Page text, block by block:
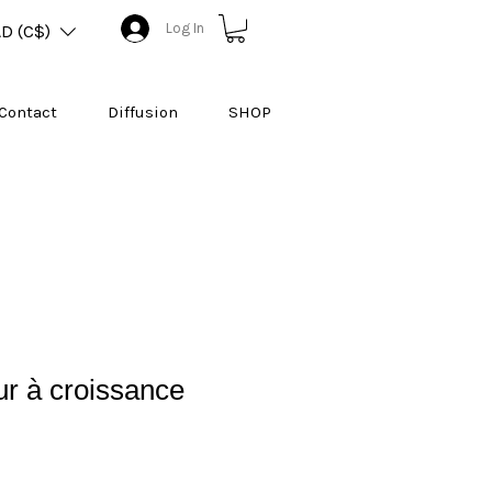
(C$) Log In
Diffusion SHOP
à croissance